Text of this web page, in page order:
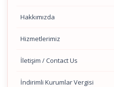
Hakkımızda
Hizmetlerimiz
İletişim / Contact Us
İndirimli Kurumlar Vergisi